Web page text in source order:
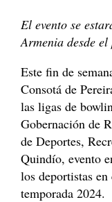
El evento se
Armenia desde
Este fin de
Consotá de
las ligas de
Gobernación de
de Deportes,
Quindío, evento
los deportistas
temporada 2024.